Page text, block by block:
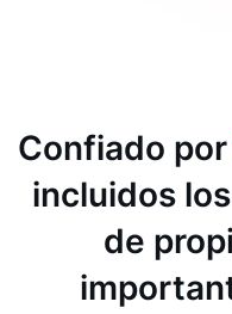
Confiado por
incluidos
de